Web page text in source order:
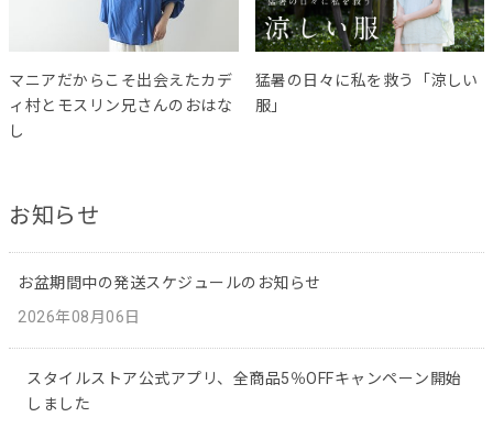
マニアだからこそ出会えたカデ
ィ村とモスリン兄さんのおはな
し
猛暑の日々に私を救う「涼しい
服」
お知らせ
お盆期間中の発送スケジュールのお知らせ
2026年08月06日
スタイルストア公式アプリ、全商品5％OFFキャンペーン開始
しました